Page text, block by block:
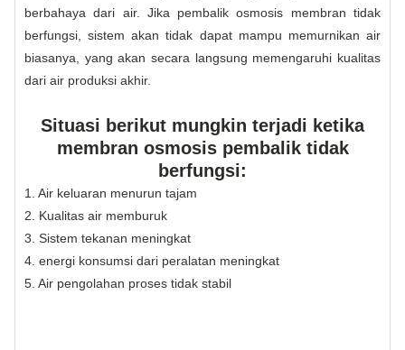
berbahaya dari air. Jika pembalik osmosis membran tidak
berfungsi, sistem akan tidak dapat mampu memurnikan air
biasanya, yang akan secara langsung memengaruhi kualitas
dari air produksi akhir.
Situasi berikut mungkin terjadi ketika
membran osmosis pembalik tidak
berfungsi:
1. Air keluaran menurun tajam
2. Kualitas air memburuk
3. Sistem tekanan meningkat
4. energi konsumsi dari peralatan meningkat
5. Air pengolahan proses tidak stabil